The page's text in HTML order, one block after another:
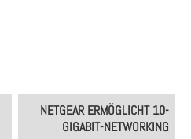
NETGEAR ERMÖGLICHT 10-
GIGABIT-NETWORKING